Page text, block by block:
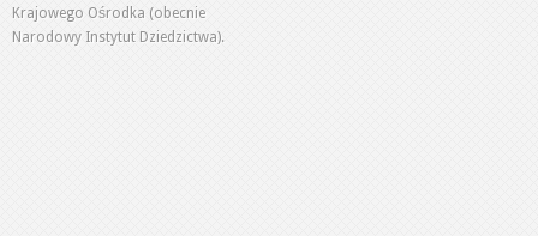
Krajowego Ośrodka (obecnie
Narodowy Instytut Dziedzictwa).